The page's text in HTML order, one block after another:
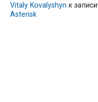
Vitaly Kovalyshyn к записи
Asterisk